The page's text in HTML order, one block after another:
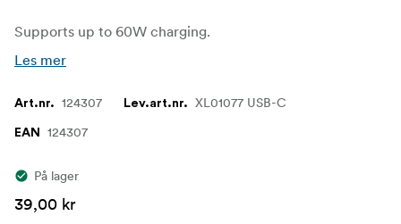
Supports up to 60W charging.
Les mer
Art.nr. 124307 Lev.art.nr. XL01077 USB-C
EAN 124307
På lager
39,00 kr